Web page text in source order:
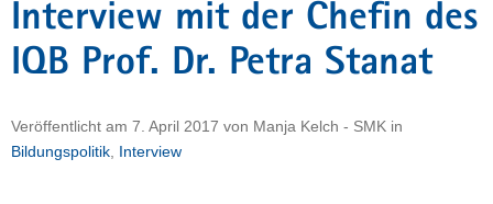
r
i
t
Interview mit der Chefin des
IQB Prof. Dr. Petra Stanat
Veröffentlicht am 7. April 2017 von Manja Kelch - SMK in
Bildungspolitik Interview